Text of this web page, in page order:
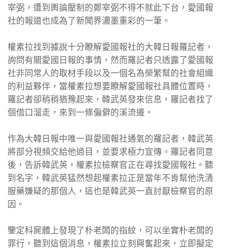
宰弼，遭到輿論壓制的鄭宰弼不得不就此下台，愛國報
社的報道也成為了新聞界濃墨重彩的一筆。
權素拉找到據說十分瞭解愛國報社的大韓日報羅記者，
詢問有關愛國日報的事情，然而羅記者只透露了愛國報
社非同常人的取材手段以及一個名為榮繁幫的社會組織
的利益夥伴，當權素拉想要瞭解愛國報社具體位置時，
羅記者卻稍稍猶豫起來，韓武英發來信息，羅記者找了
個借口溜走，來到一條偏僻的溪流邊。
作為大韓日報中唯一與愛國報社通氣的羅記者，韓武英
將部分視頻交給他過目，並要求極力宣傳。羅記者同意
後，告訴韓武英，權素拉檢察官正在尋找愛國報社。聽
到名字，韓武英猛然想起權素拉正是當年不肯幫他洗清
服藥嫌疑的那個人，這也是韓武英一直討厭檢察官的原
因。
鑒定科屍體上發現了朴老闆的指紋，可以坐實朴老闆的
罪行，聽到這個消息，權素拉立刻興奮起來，立即擬定